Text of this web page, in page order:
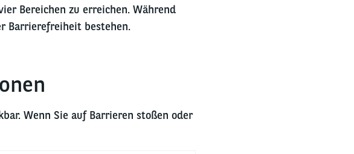
Bereichen zu erreichen. Während
Barrierefreiheit bestehen.
Wenn Sie auf Barrieren stoßen oder